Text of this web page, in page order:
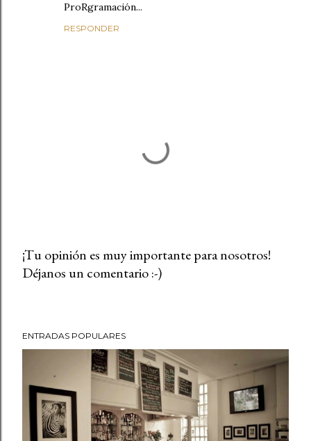
ProRgramación...
RESPONDER
P
i
u
¡Tu opinión es muy importante para nosotros!
Déjanos un comentario :-)
ENTRADAS POPULARES